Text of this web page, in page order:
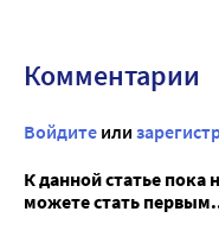
Комментарии
Войдите или
К данной статье
можете стать